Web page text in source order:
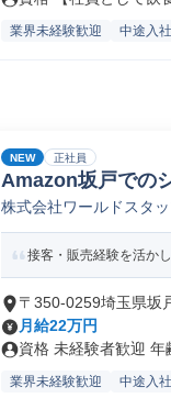
業界未経験歓迎 中途入
NEW 正社員
Amazon坂戸での
株式会社ワールドスタ
接客・販売経験を活か
〒350-0259埼玉県坂
月給22万円
資格 未経験者歓迎 年
業界未経験歓迎 中途入